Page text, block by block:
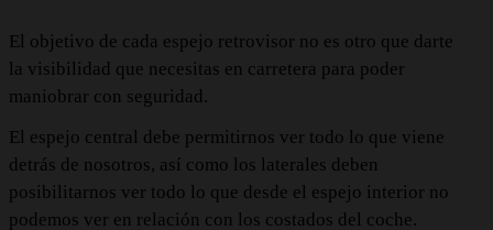
El objetivo de cada espejo retrovisor no es otro que darte
la visibilidad que necesitas en carretera para poder
maniobrar con seguridad.
El espejo central debe permitirnos ver todo lo que viene
detrás de nosotros, así como los laterales deben
posibilitarnos ver todo lo que desde el espejo interior no
podemos ver en relación con los costados del coche.